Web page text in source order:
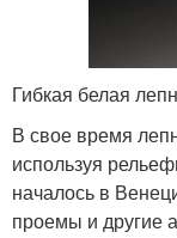
Гибкая белая
В свое время
используя
началось в
проемы и другие